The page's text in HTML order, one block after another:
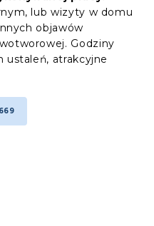
lub wizyty w domu
objawów
Godziny
ustaleń, atrakcyjne